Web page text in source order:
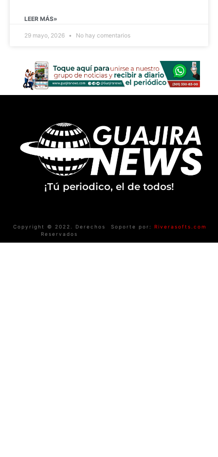
LEER MÁS»
29 mayo, 2026 No hay comentarios
¡Tú periodico, el de todos!
Copyright © 2022. Derechos
Reservados
Soporte por: Riverasofts.com